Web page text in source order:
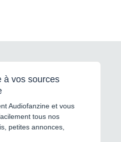
à vos sources
Audiofanzine et vous
tous nos
petites annonces,